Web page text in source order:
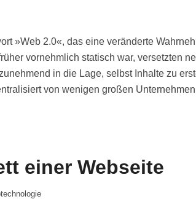
»Web 2.0«, das eine veränderte
vornehmlich statisch war, versetzten
in die Lage, selbst Inhalte zu
von wenigen großen
einer Webseite